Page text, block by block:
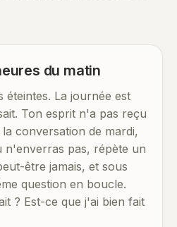
du matin
éteintes. La journée est
Ton esprit n'a pas reçu
conversation de mardi,
n'enverras pas, répète un
être jamais, et sous
question en boucle.
? Est-ce que j'ai bien fait